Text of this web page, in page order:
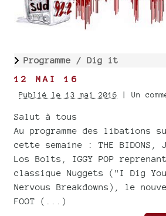
Programme / Dig it
12 MAI 16
Publié le 13 mai 2016 | Un
Salut à tous
Au programme des libations
cette semaine : THE BIDONS,
Los Bolts, IGGY POP
classique Nuggets ("I Dig
Nervous Breakdowns), le
FOOT (...)